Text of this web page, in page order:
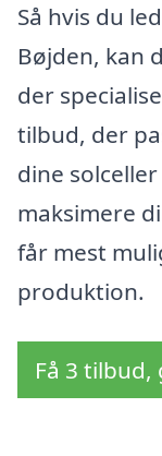
Så hvis du
Bøjden, kan
der
tilbud, der
dine
maksimere
får mest
produktion.
Få 3